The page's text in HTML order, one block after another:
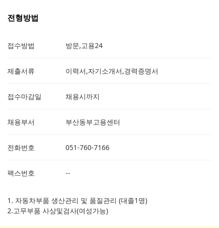
전형방법
접수방법 방문,고용24
제출서류 이력서,자기소개서,경력증명서
접수마감일 채용시까지
채용부서 부산동부고용센터
전화번호 051-760-7166
팩스번호 --
1. 자동차부품 생산관리 및 품질관리 (대졸1명)
2.고무부품 사상및검사(여성가능)